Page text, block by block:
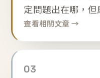
定問題出在哪，但
查看相關文章 →
03